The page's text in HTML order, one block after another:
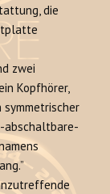
die
zwei
Kopfhörer,
symmetrischer
abschaltbare-